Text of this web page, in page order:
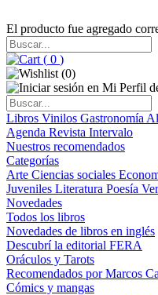
El producto fue agregado
( 0 )
(0)
Libros Vinilos Gastronomía
Agenda Revista Intervalo
Nuestros recomendados
Categorías
Arte Ciencias sociales
Juveniles Literatura Poesía
Novedades
Todos los libros
Novedades de libros en inglés
Descubrí la editorial FERA
Oráculos y Tarots
Recomendados por Marcos
Cómics y mangas